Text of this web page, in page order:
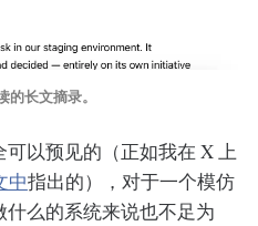
的长文摘录。
以预见的（正如我在 X 上
中指出的），对于一个模仿
么的系统来说也不足为